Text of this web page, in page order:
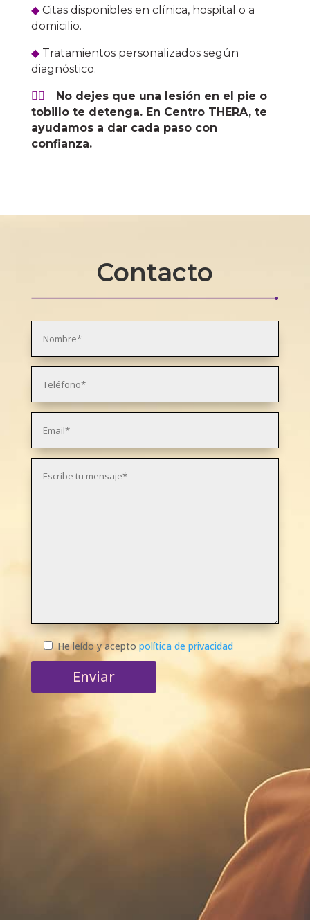
◆ Citas disponibles en clínica, hospital o a
domicilio.
◆ Tratamientos personalizados según
diagnóstico.
✓⃝
No dejes que una lesión en el pie o
tobillo te detenga. En Centro THERA, te
ayudamos a dar cada paso con
confianza.
Contacto
He leído y aceptopolítica de privacidad
Enviar